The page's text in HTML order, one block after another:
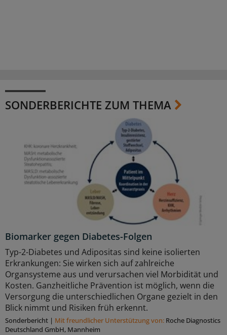
SONDERBERICHTE ZUM THEMA
Biomarker gegen Diabetes-Folgen
Typ-2-Diabetes und Adipositas sind keine isolierten
Erkrankungen: Sie wirken sich auf zahlreiche
Organsysteme aus und verursachen viel Morbidität und
Kosten. Ganzheitliche Prävention ist möglich, wenn die
Versorgung die unterschiedlichen Organe gezielt in den
Blick nimmt und Risiken früh erkennt.
Sonderbericht | Mit freundlicher Unterstützung von: Roche Diagnostics
Deutschland GmbH, Mannheim